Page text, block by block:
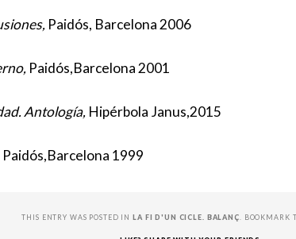
Paidós, Barcelona 2006
Paidós,Barcelona 2001
Antología, Hipérbola Janus,2015
Paidós,Barcelona 1999
THIS ENTRY WAS POSTED INLA FI D'UN CICLE. BALANÇ . BOOKMARK